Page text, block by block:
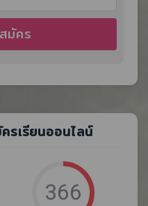
มัคร
รเรียนออนไลน์
366